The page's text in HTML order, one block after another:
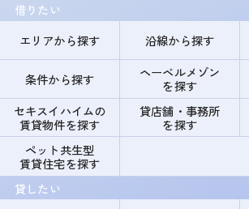
借りたい
エリアから探す
沿線から探す
条件から探す
ヘーベルメゾン
を探す
セキスイハイムの
賃貸物件を探す
貸店舗・事務所
を探す
ペット共生型
賃貸住宅を探す
貸したい